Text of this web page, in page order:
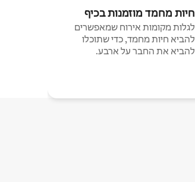
חיות מחמד מוזמנות בכיף
לגלות מקומות אירוח שמאפשרים
להביא חיות מחמד, כדי שתוכלו
להביא את החבר על ארבע.